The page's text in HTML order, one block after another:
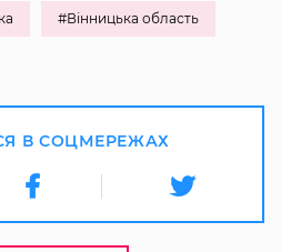
#Вінницька область
В СОЦМЕРЕЖАХ